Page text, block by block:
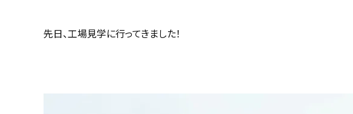
先日、工場見学に行ってきました！